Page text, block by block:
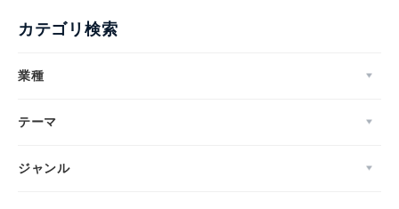
カテゴリ検索
業種
テーマ
ジャンル